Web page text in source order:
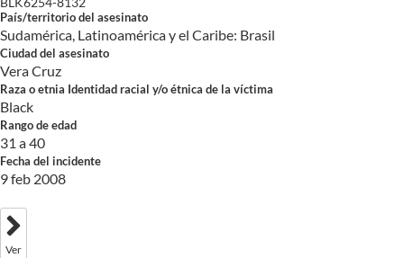
País/territorio del asesinato
Sudamérica, Latinoamérica y el Caribe: Brasil
Ciudad del asesinato
Vera Cruz
Raza o etnia Identidad racial y/o étnica de la víctima
Black
Rango de edad
31 a 40
Fecha del incidente
9 feb 2008
Ver